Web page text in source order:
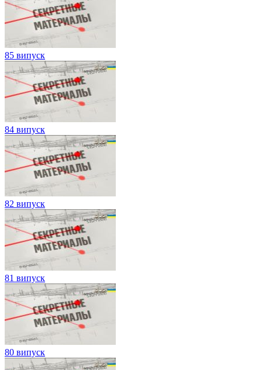
85 випуск
84 випуск
82 випуск
81 випуск
80 випуск